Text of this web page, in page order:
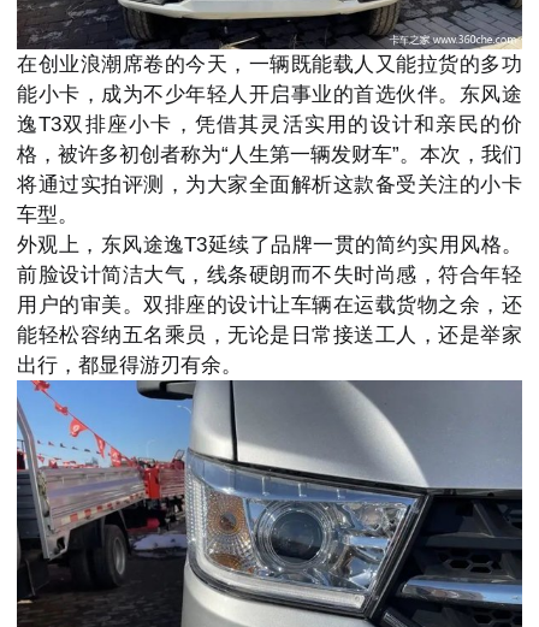
在创业浪潮席卷的今天，一辆既能载人又能拉货的多功
能小卡，成为不少年轻人开启事业的首选伙伴。东风途
逸T3双排座小卡，凭借其灵活实用的设计和亲民的价
格，被许多初创者称为“人生第一辆发财车”。本次，我们
将通过实拍评测，为大家全面解析这款备受关注的小卡
车型。
外观上，东风途逸T3延续了品牌一贯的简约实用风格。
前脸设计简洁大气，线条硬朗而不失时尚感，符合年轻
用户的审美。双排座的设计让车辆在运载货物之余，还
能轻松容纳五名乘员，无论是日常接送工人，还是举家
出行，都显得游刃有余。